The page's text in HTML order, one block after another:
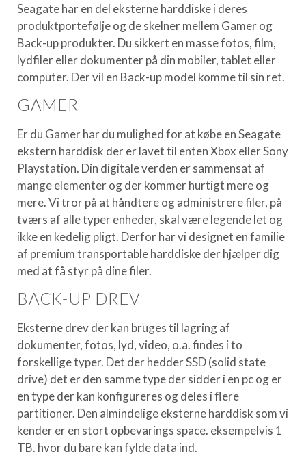
Seagate har en del eksterne harddiske i deres
produktportefølje og de skelner mellem Gamer og
Back-up produkter. Du sikkert en masse fotos, film,
lydfiler eller dokumenter på din mobiler, tablet eller
computer. Der vil en Back-up model komme til sin ret.
GAMER
Er du Gamer har du mulighed for at købe en Seagate
ekstern harddisk der er lavet til enten Xbox eller Sony
Playstation. Din digitale verden er sammensat af
mange elementer og der kommer hurtigt mere og
mere. Vi tror på at håndtere og administrere filer, på
tværs af alle typer enheder, skal være legende let og
ikke en kedelig pligt. Derfor har vi designet en familie
af premium transportable harddiske der hjælper dig
med at få styr på dine filer.
BACK-UP DREV
Eksterne drev der kan bruges til lagring af
dokumenter, fotos, lyd, video, o.a. findes i to
forskellige typer. Det der hedder SSD (solid state
drive) det er den samme type der sidder i en pc og er
en type der kan konfigureres og deles i flere
partitioner. Den almindelige eksterne harddisk som vi
kender er en stort opbevarings space. eksempelvis 1
TB. hvor du bare kan fylde data ind.